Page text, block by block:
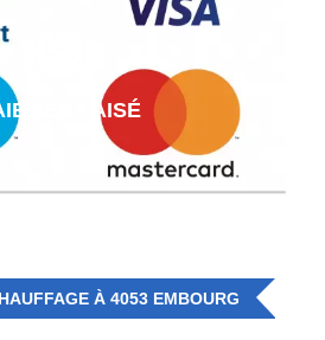
AISÉ
À 4053 EMBOURG